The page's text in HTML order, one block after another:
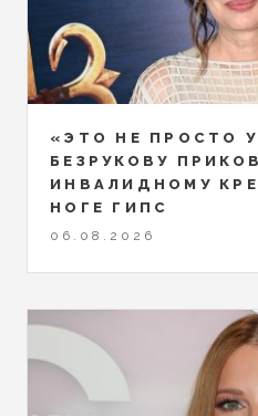
«ЭТО НЕ ПРОСТО
БЕЗРУКОВУ
ИНВАЛИДНОМУ
НОГЕ ГИПС
06.08.2026